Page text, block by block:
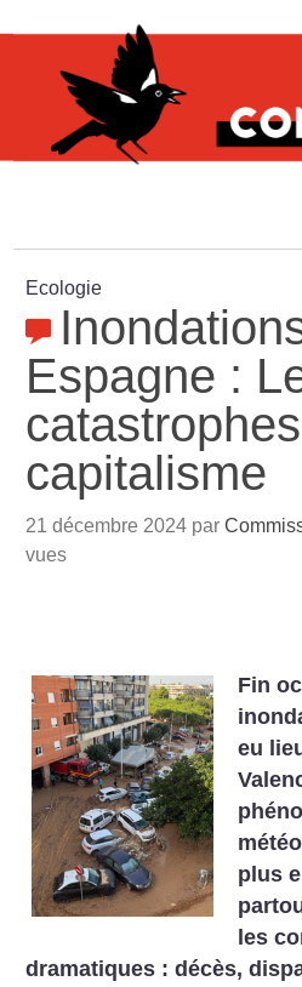
Ecologie
Espagne :
capitalisme
21 décembre 2024 par
vues
Fin
eu
plus
les
dramatiques : décès,